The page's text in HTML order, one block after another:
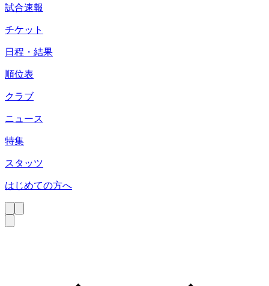
試合速報
チケット
日程・結果
順位表
クラブ
ニュース
特集
スタッツ
はじめての方へ